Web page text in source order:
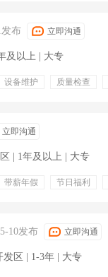
发布 立即沟通
及以上 | 大专
设备维护 质量检查
末双休
立即沟通
| 1年及以上 | 大专
带薪年假 节日福利
10发布 立即沟通
发区 | 1-3年 | 大专